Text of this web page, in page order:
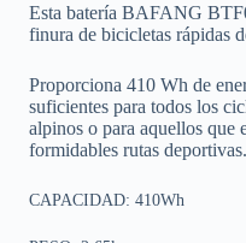
Esta batería BAFANG
finura de bicicletas rápidas
Proporciona 410 Wh de
suficientes para todos los
alpinos o para aquellos que
formidables rutas deportivas.
CAPACIDAD: 410Wh